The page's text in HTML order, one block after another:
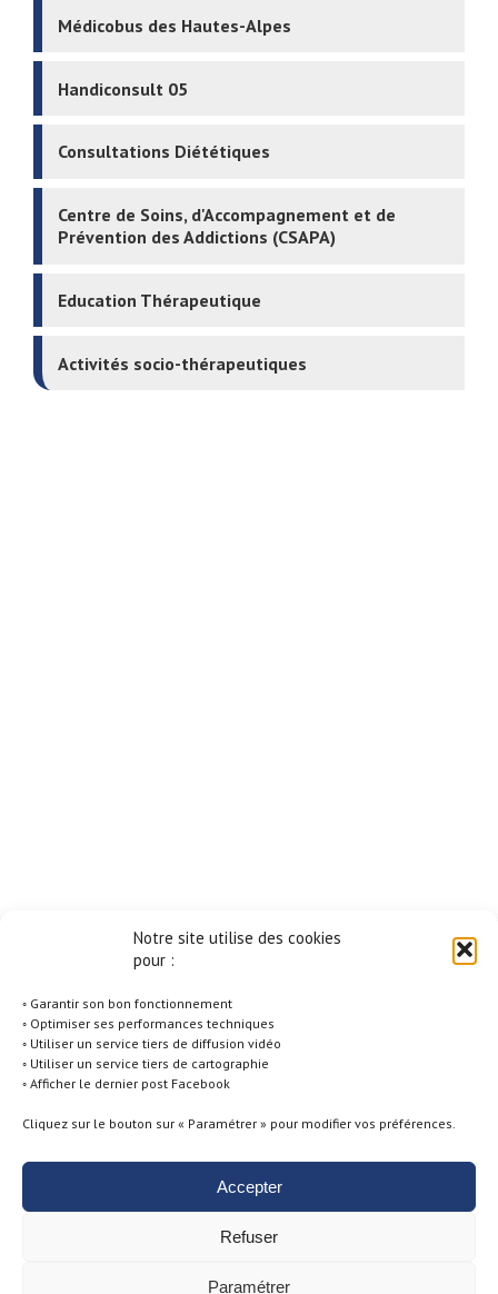
Notre site utilise des cookies
pour :
◦ Garantir son bon fonctionnement
◦ Optimiser ses performances techniques
◦ Utiliser un service tiers de diffusion vidéo
◦ Utiliser un service tiers de cartographie
◦ Afficher le dernier post Facebook
Cliquez sur le bouton sur « Paramétrer » pour modifier vos préférences.
Accepter
Refuser
Paramétrer
Médicobus des Hautes-Alpes
Handiconsult 05
Consultations Diététiques
Centre de Soins, d'Accompagnement et de
Prévention des Addictions (CSAPA)
Education Thérapeutique
Activités socio-thérapeutiques
Conditions générales d'utilisation -